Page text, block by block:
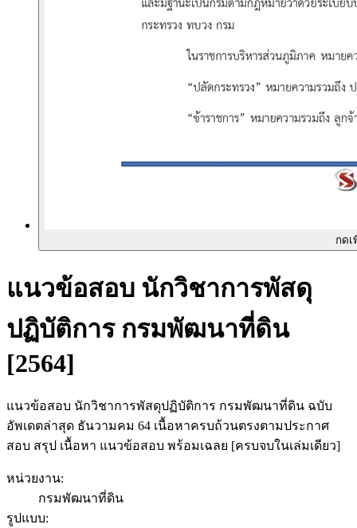
กดเ
แนวข้อสอบ นักวิชาการพัสดุ
ปฏิบัติการ กรมพัฒนาที่ดิน
[2564]
แนวข้อสอบ นักวิชาการพัสดุปฏิบัติการ กรมพัฒนาที่ดิน ฉบับ
อัพเดตล่าสุด ธันวามคม 64 เนื้อหาครบถ้วนตรงตามประกาศ
สอบ สรุป เนื้อหา แนวข้อสอบ พร้อมเฉลย [ครบจบในเล่มเดียว]
หน่วยงาน:
กรมพัฒนาที่ดิน
รูปแบบ: